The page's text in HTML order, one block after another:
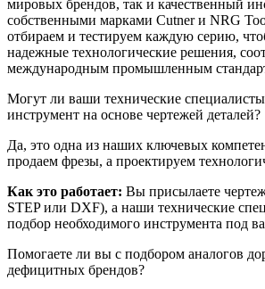
мировых брендов, так и качественный
собственными марками Cutner и NRG
отбираем и тестируем каждую серию,
надежные технологические решения,
международным промышленным
Могут ли ваши технические
инструмент на основе чертежей деталей?
Да, это одна из наших ключевых
продаем фрезы, а проектируем
Как это работает: Вы присылаете
STEP или DXF), а наши технические
подбор необходимого инструмента под
Помогаете ли вы с подбором аналогов
дефицитных брендов?